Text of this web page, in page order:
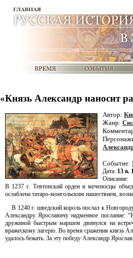
«Князь Александр наносит
Автор:
Жанр:
Событие:
Дата: 13 в.
Описание:
В 1237 г. Тевтонский орден и меченосцы
ослаблена татаро-монгольским нашествием,
В 1240 г. шведский король послал к
Александру Ярославичу надменное
дружиной быстрым маршем двинулся на
вражескому лагерю. Во время сражения князь
удалось бежать. За эту победу Александр